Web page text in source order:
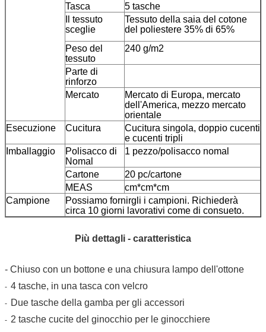
Tasca
5 tasche
Il tessuto
sceglie
Tessuto della saia del cotone
del poliestere 35% di 65%
Peso del
tessuto
240 g/m2
Parte di
rinforzo
Mercato
Mercato di Europa, mercato
dell'America, mezzo mercato
orientale
Esecuzione
Cucitura
Cucitura singola, doppio cucenti
e cucenti tripli
Imballaggio
Polisacco di
Nomal
1 pezzo/polisacco nomal
Cartone
20 pc/cartone
MEAS
cm*cm*cm
Campione
Possiamo fornirgli i campioni. Richiederà
circa 10 giorni lavorativi come di consueto.
Più dettagli - caratteristica
- Chiuso con un bottone e una chiusura lampo dell'ottone
- 4 tasche, in una tasca con velcro
- Due tasche della gamba per gli accessori
- 2 tasche cucite del ginocchio per le ginocchiere